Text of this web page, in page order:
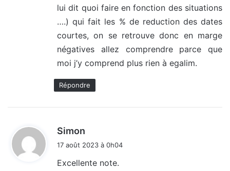
lui dit quoi faire en fonction des situations
….) qui fait les % de reduction des dates
courtes, on se retrouve donc en marge
négatives allez comprendre parce que
moi j’y comprend plus rien à egalim.
Répondre
Simon
17 août 2023 à 0h04
Excellente note.